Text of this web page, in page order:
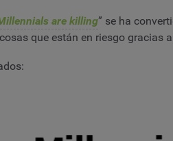
are killing” se ha
que están en riesgo gracias